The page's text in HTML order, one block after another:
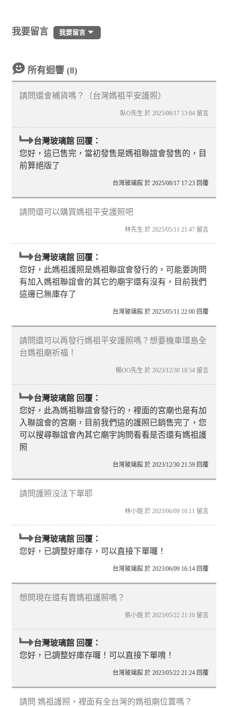
我要留言 我要留言
所有迴響 (8)
請問還會補貨嗎？（台灣媽祖平安護照）
臥O先生 於 2025/08/17 13:04 留言
台灣玻璃館 回覆：
您好，這已售完，當初發售是媽祖聯誼會發售的，目
前算絕版了
台灣玻璃館 於 2025/08/17 17:23 回覆
請問還可以購買媽祖平安護照吧
林先生 於 2025/05/11 21:47 留言
台灣玻璃館 回覆：
您好，此媽祖護照是媽祖聯誼會發行的，可能要詢問
有加入媽祖聯誼會的其它的廟宇還有沒有，目前我們
這邊已無庫存了
台灣玻璃館 於 2025/05/11 22:00 回覆
請問還可以再發行媽祖平安護照嗎？想要機車環島全
台媽祖廟祈福！
楊OO先生 於 2023/12/30 18:54 留言
台灣玻璃館 回覆：
您好，此為媽祖聯誼會發行的，裡面的宮廟也是有加
入聯誼會的宮廟，目前我們這的護照已銷售完了，您
可以搜尋聯誼會內其它廟宇詢問看看是否還有媽祖護
照
台灣玻璃館 於 2023/12/30 21:59 回覆
請問護照沒法下單耶
林小姐 於 2023/06/09 16:11 留言
台灣玻璃館 回覆：
您好，已調整好庫存，可以直接下單囉！
台灣玻璃館 於 2023/06/09 16:14 回覆
想問現在還有賣媽祖護照嗎？
張小姐 於 2023/05/22 21:10 留言
台灣玻璃館 回覆：
您好，已調整好庫存囉！可以直接下單唷！
台灣玻璃館 於 2023/05/22 21:24 回覆
請問 媽祖護照，裡面有全台灣的媽祖廟位置嗎？